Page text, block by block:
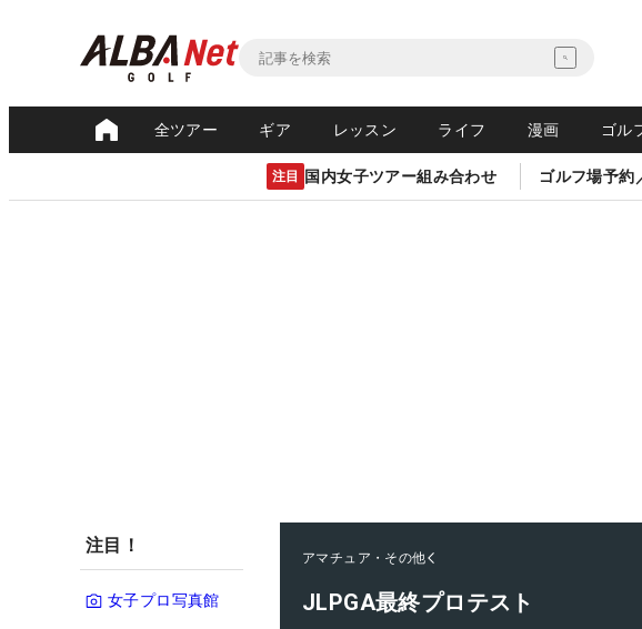
全ツアー ギア レッスン ライフ 漫画 ゴル
注目 国内女子ツアー組み合わせ ゴルフ場予約
注目！
女子プロ写真館
アマチュア・その他
JLPGA最終プロテスト